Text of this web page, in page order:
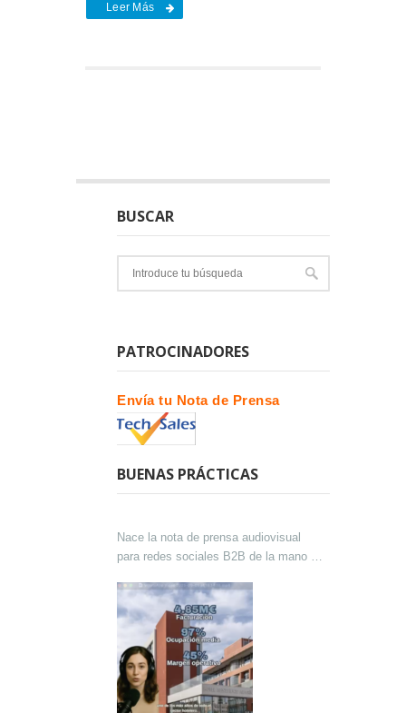
Leer Más
BUSCAR
PATROCINADORES
Envía tu Nota de Prensa
BUENAS PRÁCTICAS
Nace la nota de prensa audiovisual
para redes sociales B2B de la mano de